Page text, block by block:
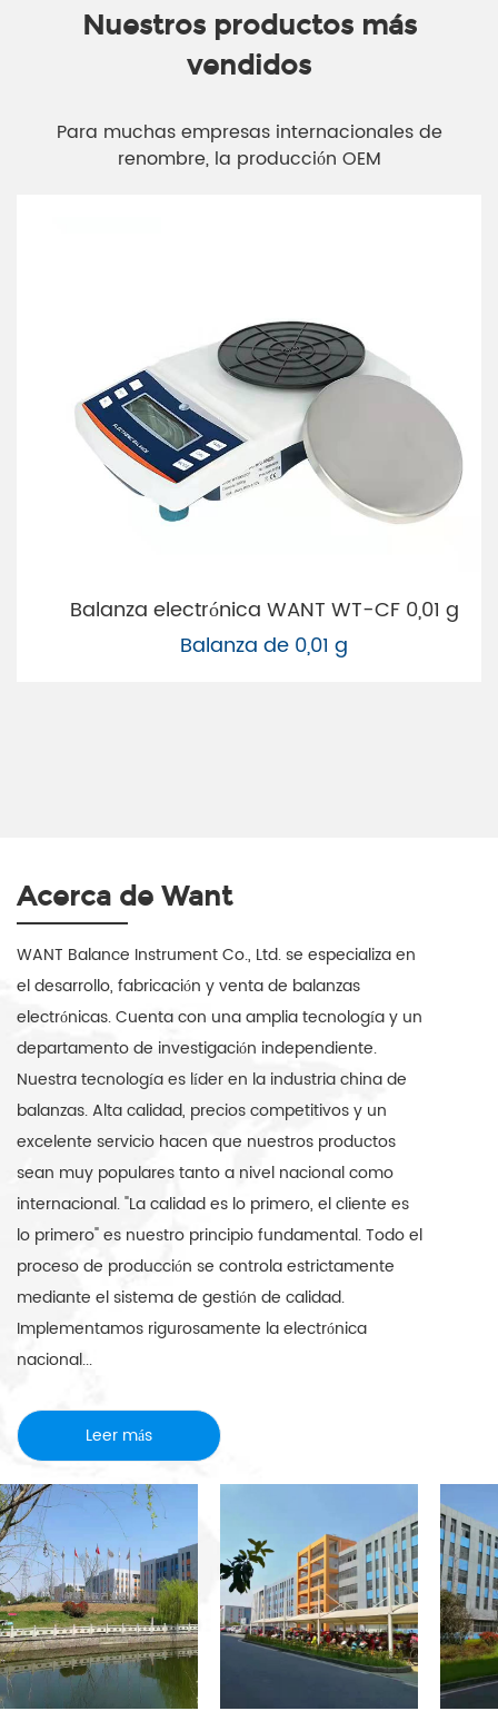
Nuestros productos más
vendidos
Para muchas empresas internacionales de
renombre, la producción OEM
Balanza electrónica WANT WT-CF 0,01 g
Balanza de 0,01 g
Acerca de Want
WANT Balance Instrument Co., Ltd. se especializa en
el desarrollo, fabricación y venta de balanzas
electrónicas. Cuenta con una amplia tecnología y un
departamento de investigación independiente.
Nuestra tecnología es líder en la industria china de
balanzas. Alta calidad, precios competitivos y un
excelente servicio hacen que nuestros productos
sean muy populares tanto a nivel nacional como
internacional. "La calidad es lo primero, el cliente es
lo primero" es nuestro principio fundamental. Todo el
proceso de producción se controla estrictamente
mediante el sistema de gestión de calidad.
Implementamos rigurosamente la electrónica
nacional...
Leer más